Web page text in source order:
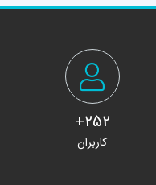
252+
کاربران